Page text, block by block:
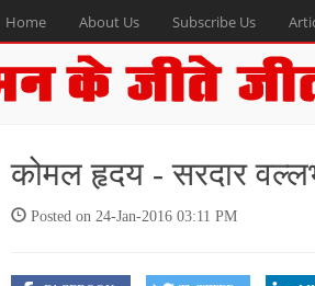
Home About Us Subscribe Us
कोमल हृदय - सरदार
Posted on 24-Jan-2016 03:11 PM